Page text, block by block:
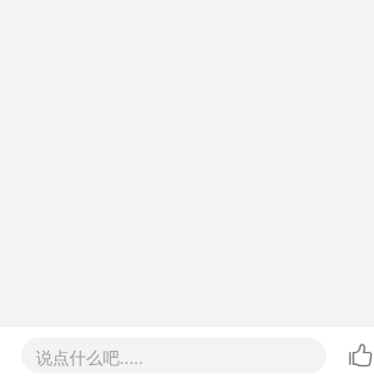
说点什么吧..... 